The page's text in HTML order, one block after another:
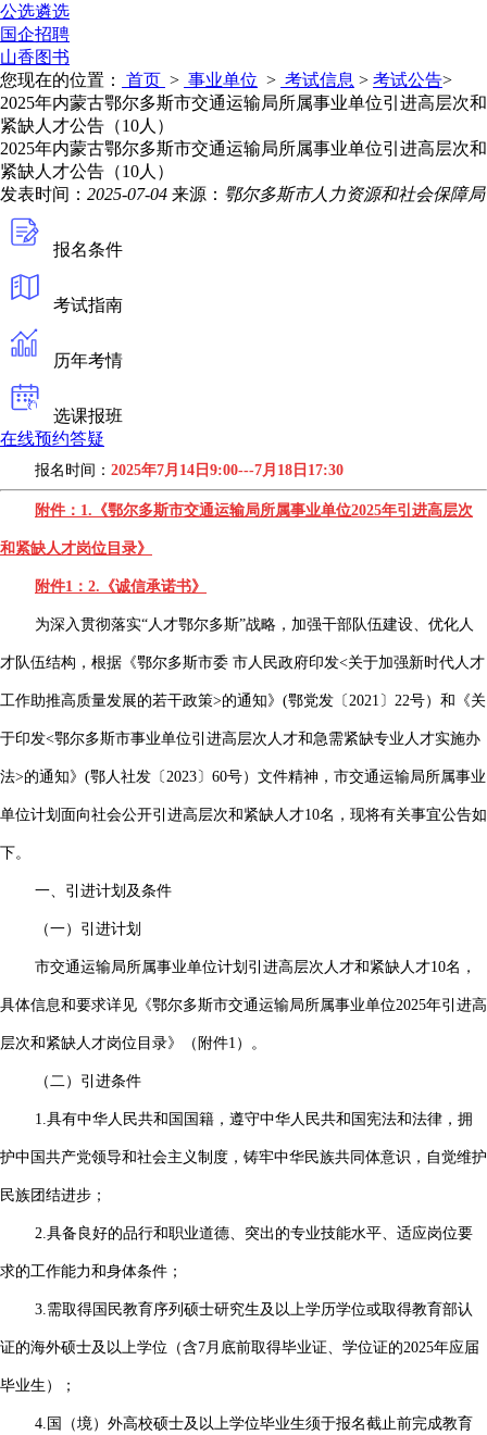
公选遴选
国企招聘
山香图书
您现在的位置：
首页 > 事业单位 > 考试信息 > 考试公告>
2025年内蒙古鄂尔多斯市交通运输局所属事业单位引进高层次和
紧缺人才公告（10人）
2025年内蒙古鄂尔多斯市交通运输局所属事业单位引进高层次和
紧缺人才公告（10人）
发表时间： 2025-07-04 来源： 鄂尔多斯市人力资源和社会保障局
报名条件
考试指南
历年考情
选课报班
在线预约答疑
报名时间： 2025年7月14日9:00---7月18日17:30
附件：1.《鄂尔多斯市交通运输局所属事业单位2025年引进高层次
和紧缺人才岗位目录》
附件1：2.《诚信承诺书》
为深入贯彻落实“人才鄂尔多斯”战略，加强干部队伍建设、优化人
才队伍结构，根据《鄂尔多斯市委 市人民政府印发<关于加强新时代人才
工作助推高质量发展的若干政策>的通知》(鄂党发〔2021〕22号）和《关
于印发<鄂尔多斯市事业单位引进高层次人才和急需紧缺专业人才实施办
法>的通知》(鄂人社发〔2023〕60号）文件精神，市交通运输局所属事业
单位计划面向社会公开引进高层次和紧缺人才10名，现将有关事宜公告如
下。
一、引进计划及条件
（一）引进计划
市交通运输局所属事业单位计划引进高层次人才和紧缺人才10名，
具体信息和要求详见《鄂尔多斯市交通运输局所属事业单位2025年引进高
层次和紧缺人才岗位目录》（附件1）。
（二）引进条件
1.具有中华人民共和国国籍，遵守中华人民共和国宪法和法律，拥
护中国共产党领导和社会主义制度，铸牢中华民族共同体意识，自觉维护
民族团结进步；
2.具备良好的品行和职业道德、突出的专业技能水平、适应岗位要
求的工作能力和身体条件；
3.需取得国民教育序列硕士研究生及以上学历学位或取得教育部认
证的海外硕士及以上学位（含7月底前取得毕业证、学位证的2025年应届
毕业生）；
4.国（境）外高校硕士及以上学位毕业生须于报名截止前完成教育